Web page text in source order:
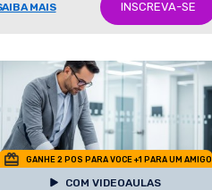
MAIS INSCREVA-SE
GANHE 2 POS PARA VOCE +1 PARA UM AMIGO
COM VIDEOAULAS